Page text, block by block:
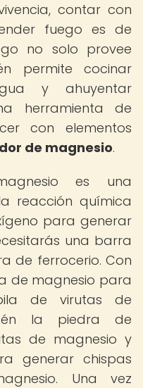
contar con
fuego es de
no solo provee
permite cocinar
y ahuyentar
herramienta de
con elementos
de magnesio.
es una
reacción química
para generar
una barra
de ferrocerio. Con
de magnesio para
de virutas de
la piedra de
de magnesio y
generar chispas
Una vez